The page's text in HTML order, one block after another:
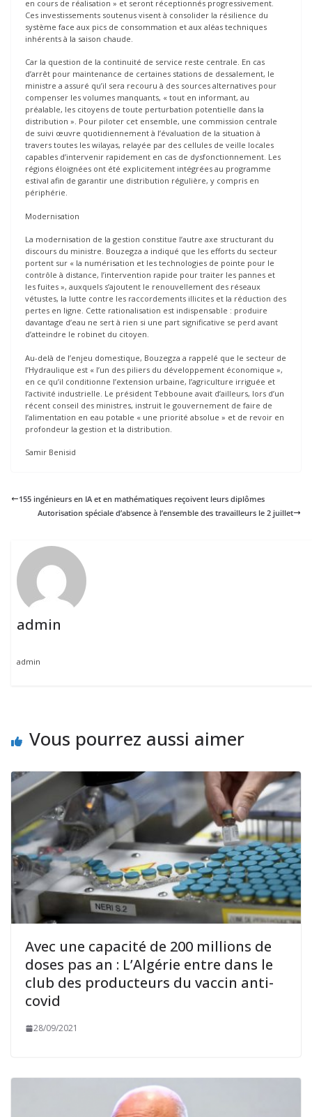
en cours de réalisation » et seront réceptionnés progressivement.
Ces investissements soutenus visent à consolider la résilience du
système face aux pics de consommation et aux aléas techniques
inhérents à la saison chaude.
Car la question de la continuité de service reste centrale. En cas
d’arrêt pour maintenance de certaines stations de dessalement, le
ministre a assuré qu’il sera recouru à des sources alternatives pour
compenser les volumes manquants, « tout en informant, au
préalable, les citoyens de toute perturbation potentielle dans la
distribution ». Pour piloter cet ensemble, une commission centrale
de suivi œuvre quotidiennement à l’évaluation de la situation à
travers toutes les wilayas, relayée par des cellules de veille locales
capables d’intervenir rapidement en cas de dysfonctionnement. Les
régions éloignées ont été explicitement intégrées au programme
estival afin de garantir une distribution régulière, y compris en
périphérie.
Modernisation
La modernisation de la gestion constitue l’autre axe structurant du
discours du ministre. Bouzegza a indiqué que les efforts du secteur
portent sur « la numérisation et les technologies de pointe pour le
contrôle à distance, l’intervention rapide pour traiter les pannes et
les fuites », auxquels s’ajoutent le renouvellement des réseaux
vétustes, la lutte contre les raccordements illicites et la réduction des
pertes en ligne. Cette rationalisation est indispensable : produire
davantage d’eau ne sert à rien si une part significative se perd avant
d’atteindre le robinet du citoyen.
Au-delà de l’enjeu domestique, Bouzegza a rappelé que le secteur de
l’Hydraulique est « l’un des piliers du développement économique »,
en ce qu’il conditionne l’extension urbaine, l’agriculture irriguée et
l’activité industrielle. Le président Tebboune avait d’ailleurs, lors d’un
récent conseil des ministres, instruit le gouvernement de faire de
l’alimentation en eau potable « une priorité absolue » et de revoir en
profondeur la gestion et la distribution.
Samir Benisid
155 ingénieurs en IA et en mathématiques reçoivent leurs diplômes
Autorisation spéciale d’absence à l’ensemble des travailleurs le 2 juillet
admin
admin
Vous pourrez aussi aimer
Avec une capacité de 200 millions de
doses pas an : L’Algérie entre dans le
club des producteurs du vaccin anti-
covid
28/09/2021